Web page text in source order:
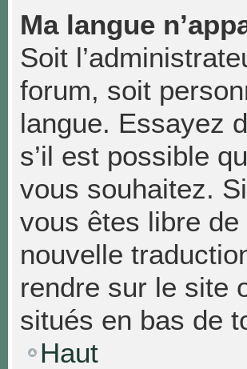
Ma langue
Soit
forum, soit
langue. Essayez
s’il est possible
vous souhaitez.
vous êtes libre
nouvelle
rendre sur le site
situés en bas de
Haut